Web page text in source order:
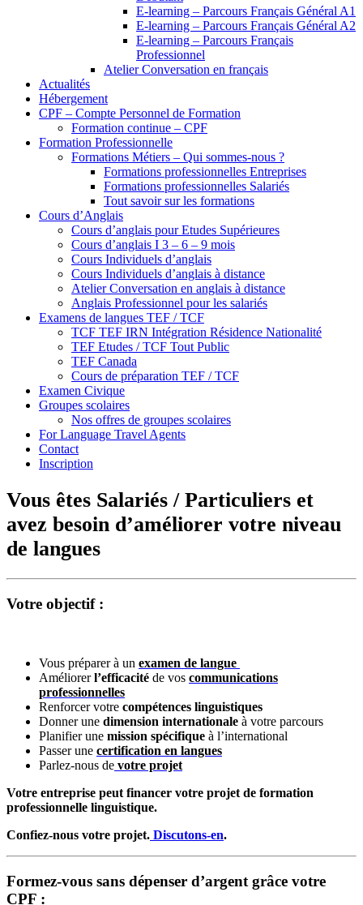
E-learning – Parcours Français Général A1
E-learning – Parcours Français Général A2
E-learning – Parcours Français
Professionnel
Atelier Conversation en français
Actualités
Hébergement
CPF – Compte Personnel de Formation
Formation continue – CPF
Formation Professionnelle
Formations Métiers – Qui sommes-nous ?
Formations professionnelles Entreprises
Formations professionnelles Salariés
Tout savoir sur les formations
Cours d’Anglais
Cours d’anglais pour Etudes Supérieures
Cours d’anglais I 3 – 6 – 9 mois
Cours Individuels d’anglais
Cours Individuels d’anglais à distance
Atelier Conversation en anglais à distance
Anglais Professionnel pour les salariés
Examens de langues TEF / TCF
TCF TEF IRN Intégration Résidence Nationalité
TEF Etudes / TCF Tout Public
TEF Canada
Cours de préparation TEF / TCF
Examen Civique
Groupes scolaires
Nos offres de groupes scolaires
For Language Travel Agents
Contact
Inscription
Vous êtes Salariés / Particuliers et
avez besoin d’améliorer votre niveau
de langues
Votre objectif :
Vous préparer à un examen de langue
Améliorerl’efficacité de vos communications
professionnelles
Renforcer votre compétences linguistiques
Donner une dimension internationale à votre parcours
Planifier une mission spécifique à l’international
Passer une certification en langues
Parlez-nous de votre projet
Votre entreprise peut financer votre projet de formation
professionnelle linguistique.
Confiez-nous votre projet. Discutons-en.
Formez-vous sans dépenser d’argent grâce votre
CPF :